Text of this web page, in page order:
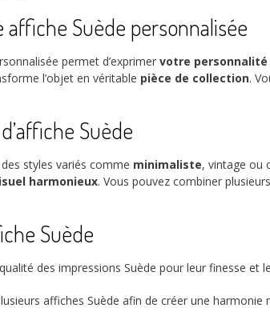
Suède personnalisée
permet d’exprimer votre personnalité
l’objet en véritable pièce de collection.
Suède
styles variés comme minimaliste, vintage ou
harmonieux. Vous pouvez combiner
Suède
des impressions Suède pour leur finesse et
affiches Suède afin de créer une harmonie